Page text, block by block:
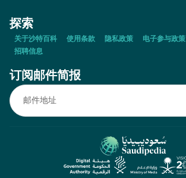
探索
关于沙特百科 使用条款 隐私政策 电子参与政策
招聘信息
订阅邮件简报